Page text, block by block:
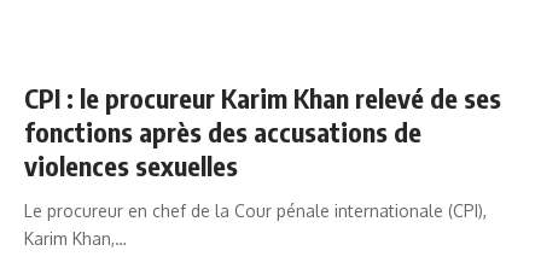
CPI : le procureur Karim Khan relevé de ses
fonctions après des accusations de
violences sexuelles
Le procureur en chef de la Cour pénale internationale (CPI),
Karim Khan,…